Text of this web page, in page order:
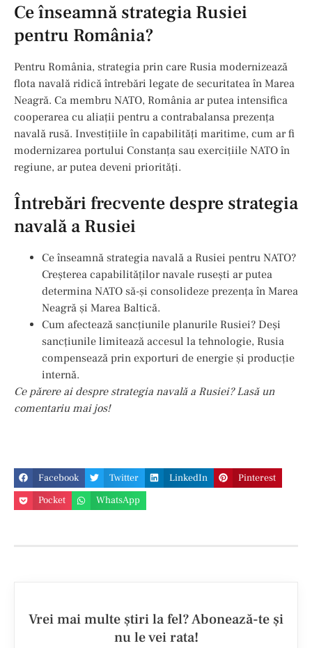
Ce înseamnă strategia Rusiei
pentru România?
Pentru România, strategia prin care Rusia modernizează
flota navală ridică întrebări legate de securitatea în Marea
Neagră. Ca membru NATO, România ar putea intensifica
cooperarea cu aliații pentru a contrabalansa prezența
navală rusă. Investițiile în capabilități maritime, cum ar fi
modernizarea portului Constanța sau exercițiile NATO în
regiune, ar putea deveni priorități.
Întrebări frecvente despre strategia
navală a Rusiei
Ce înseamnă strategia navală a Rusiei pentru NATO?
Creșterea capabilităților navale rusești ar putea
determina NATO să-și consolideze prezența în Marea
Neagră și Marea Baltică.
Cum afectează sancțiunile planurile Rusiei? Deși
sancțiunile limitează accesul la tehnologie, Rusia
compensează prin exporturi de energie și producție
internă.
Ce părere ai despre strategia navală a Rusiei? Lasă un
comentariu mai jos!
Facebook Twitter LinkedIn
Pinterest
Pocket
WhatsApp
Vrei mai multe ştiri la fel? Abonează-te şi
nu le vei rata!